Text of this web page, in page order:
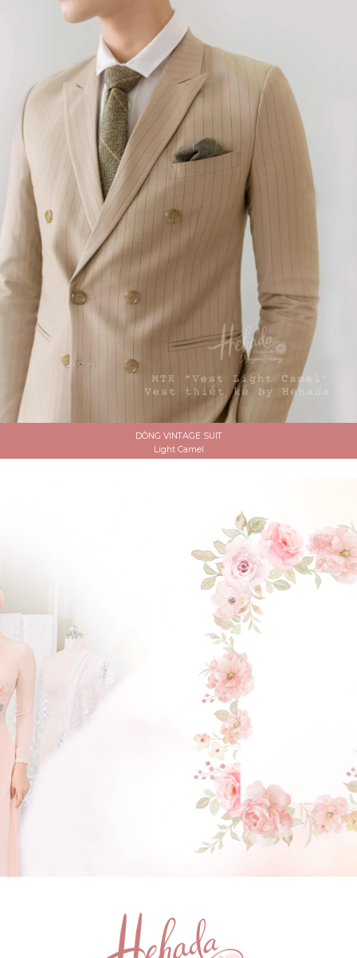
DÒNG VINTAGE SUIT
Light Camel
ĐẶT LỊCH HẸN
GẬT ĐẦU NHÉ NÀNG !
(Click vào đây để He và Nàng có 1 cuộc hẹn nà)